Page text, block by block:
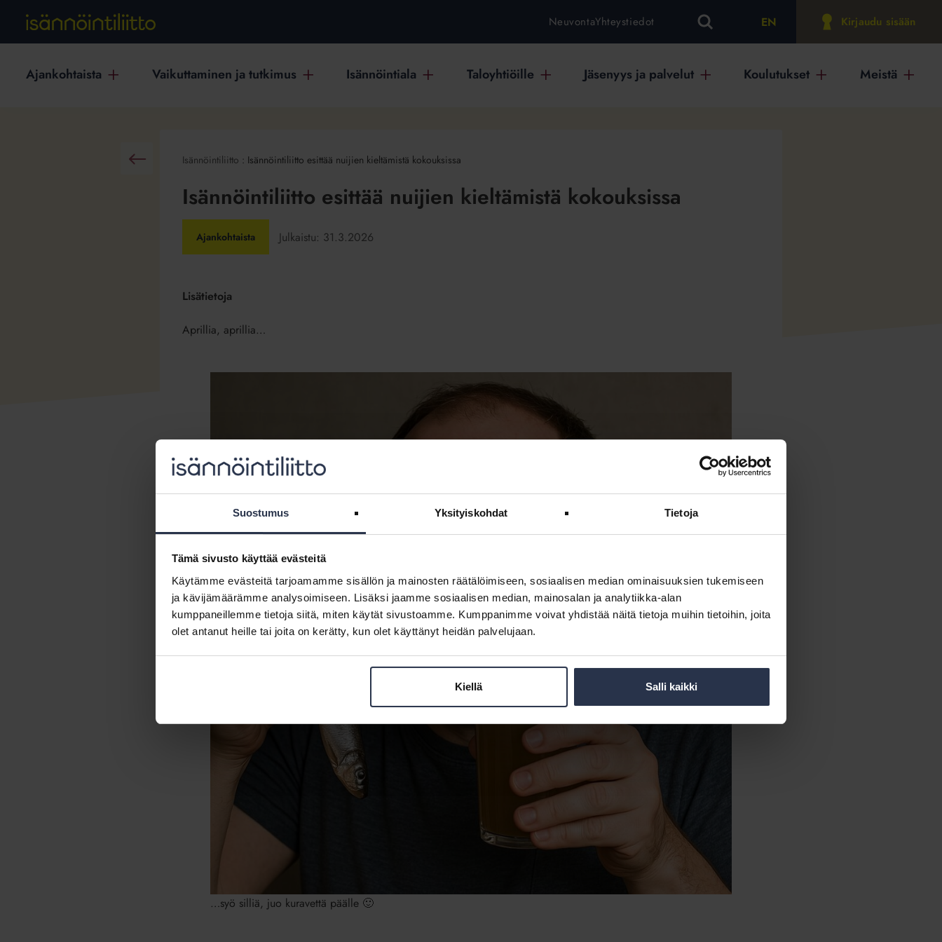
Suostumus Yksityiskohdat Tietoja
Tämä sivusto käyttää evästeitä
Käytämme evästeitä tarjoamamme sisällön ja mainosten räätälöimiseen, sosiaalisen median ominaisuuksien tukemiseen
ja kävijämäärämme analysoimiseen. Lisäksi jaamme sosiaalisen median, mainosalan ja analytiikka-alan
kumppaneillemme tietoja siitä, miten käytät sivustoamme. Kumppanimme voivat yhdistää näitä tietoja muihin tietoihin, joita
olet antanut heille tai joita on kerätty, kun olet käyttänyt heidän palvelujaan.
Kiellä Salli kaikki
NeuvontaYhteystiedot EN Kirjaudu sisään
Ajankohtaista Vaikuttaminen ja tutkimus Isännöintiala Taloyhtiöille Jäsenyys ja palvelut Koulutukset Meistä
Takaisin Isännöintiliitto : Isännöintiliitto esittää nuijien kieltämistä kokouksissa
Isännöintiliitto esittää nuijien kieltämistä kokouksissa
Ajankohtaista Julkaistu: 31.3.2026
Lisätietoja
Aprillia, aprillia…
…syö silliä, juo kuravettä päälle 🙂